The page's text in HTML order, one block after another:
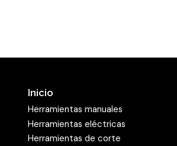
Inicio
Herramientas manuales
Herramientas eléctricas
Herramientas de corte